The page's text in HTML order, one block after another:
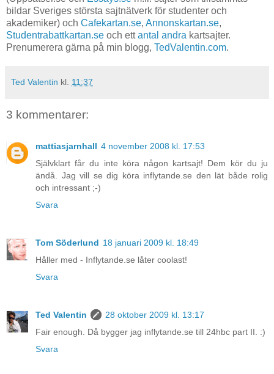
bildar Sveriges största sajtnätverk för studenter och
akademiker) och Cafekartan.se, Annonskartan.se,
Studentrabattkartan.se och ettantal andra kartsajter.
Prenumerera gärna på min blogg, TedValentin.com.
Ted Valentin kl. 11:37
3 kommentarer:
mattiasjarnhall 4 november 2008 kl. 17:53
Självklart får du inte köra någon kartsajt! Dem kör du ju
ändå. Jag vill se dig köra inflytande.se den lät både rolig
och intressant ;-)
Svara
Tom Söderlund 18 januari 2009 kl. 18:49
Håller med - Inflytande.se låter coolast!
Svara
Ted Valentin
28 oktober 2009 kl. 13:17
Fair enough. Då bygger jag inflytande.se till 24hbc part II. :)
Svara